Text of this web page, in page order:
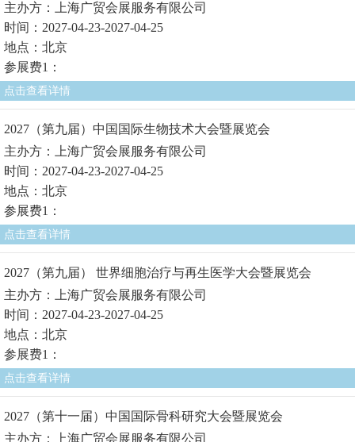
主办方：上海广贸会展服务有限公司
时间：2027-04-23-2027-04-25
地点：北京
参展费1：
点击查看详情
2027（第九届）中国国际生物技术大会暨展览会
主办方：上海广贸会展服务有限公司
时间：2027-04-23-2027-04-25
地点：北京
参展费1：
点击查看详情
2027（第九届） 世界细胞治疗与再生医学大会暨展览会
主办方：上海广贸会展服务有限公司
时间：2027-04-23-2027-04-25
地点：北京
参展费1：
点击查看详情
2027（第十一届）中国国际骨科研究大会暨展览会
主办方：上海广贸会展服务有限公司